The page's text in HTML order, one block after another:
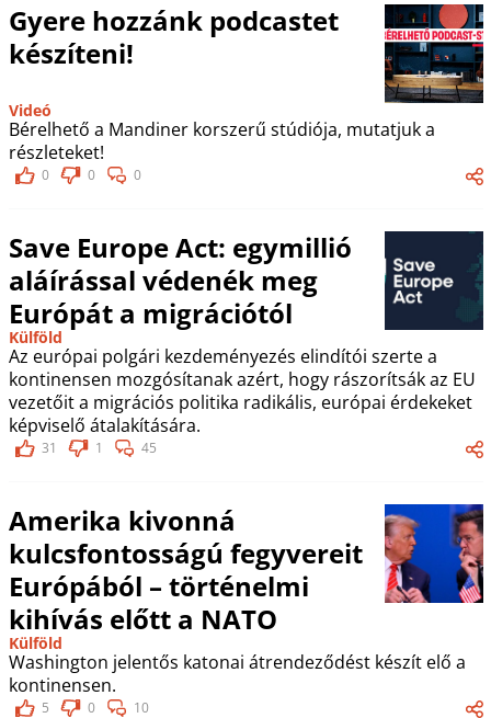
Gyere hozzánk podcastet
készíteni!
Videó
Bérelhető a Mandiner korszerű stúdiója, mutatjuk a
részleteket!
0 0 0
Save Europe Act: egymillió
aláírással védenék meg
Európát a migrációtól
Külföld
Az európai polgári kezdeményezés elindítói szerte a
kontinensen mozgósítanak azért, hogy rászorítsák az EU
vezetőit a migrációs politika radikális, európai érdekeket
képviselő átalakítására.
31 1 45
Amerika kivonná
kulcsfontosságú fegyvereit
Európából – történelmi
kihívás előtt a NATO
Külföld
Washington jelentős katonai átrendeződést készít elő a
kontinensen.
5 0 10